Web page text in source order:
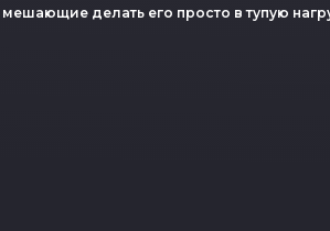
делать его просто в тупую